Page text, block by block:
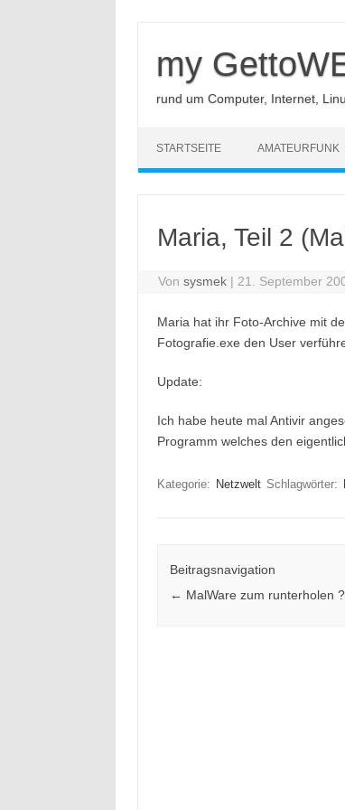
my
rund um Computer, Internet,
STARTSEITE AMATEURFUNK
Maria, Teil 2
Vonsysmek | 21. September
Maria hat ihr Foto-Archive mit
Fotografie.exe den User
Update:
Ich habe heute mal Antivir
Programm welches den
Kategorie: Netzwelt Schlagwörter:
Beitragsnavigation
← MalWare zum runterholen ?